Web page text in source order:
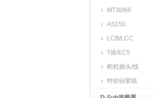
MT30/60
AS150
LCB/LCC
T插/EC5
舵机插头/线
特软硅胶线